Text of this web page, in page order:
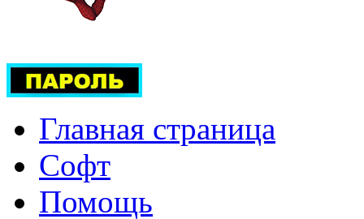
Главная страница
Софт
Помощь